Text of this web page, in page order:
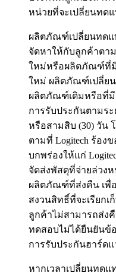
หน่วยที่จะเปลี่ยนทด
ผลิตภัณฑ์เปลี่ยนทด
จัดหาให้กับลูกค้าตา
ใหม่หรือผลิตภัณฑ์ที่
ใหม่ ผลิตภัณฑ์เปลี่ย
ผลิตภัณฑ์เดิมหรือที่มี
การรับประกันตามร
หรือสามสิบ (30) วัน
ตามที่ Logitech ร้อ
บกพร่องให้แก่
จัดส่งพัสดุที่จ่ายล่วงห
ผลิตภัณฑ์ที่ส่งคืน เพื่
สงวนสิทธิ์ที่จะเรียกเ
ลูกค้าไม่สามารถส่ง
ทดสอบไม่ได้ยืนยันข้
การรับประกันฮาร์ดแ
หากเวลาเปลี่ยนทด